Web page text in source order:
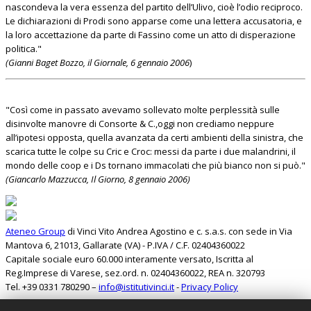
nascondeva la vera essenza del partito dell’Ulivo, cioè l’odio reciproco.
Le dichiarazioni di Prodi sono apparse come una lettera accusatoria, e
la loro accettazione da parte di Fassino come un atto di disperazione
politica."
(Gianni Baget Bozzo, il Giornale, 6 gennaio 2006)
"Così come in passato avevamo sollevato molte perplessità sulle
disinvolte manovre di Consorte & C.,oggi non crediamo neppure
all’ipotesi opposta, quella avanzata da certi ambienti della sinistra, che
scarica tutte le colpe su Cric e Croc: messi da parte i due malandrini, il
mondo delle coop e i Ds tornano immacolati che più bianco non si può."
(Giancarlo Mazzucca, Il Giorno, 8 gennaio 2006)
Ateneo Group di Vinci Vito Andrea Agostino e c. s.a.s. con sede in Via
Mantova 6, 21013, Gallarate (VA) - P.IVA / C.F. 02404360022
Capitale sociale euro 60.000 interamente versato, Iscritta al
Reg.Imprese di Varese, sez.ord. n. 02404360022, REA n. 320793
Tel. +39 0331 780290 – info@istitutivinci.it-Privacy Policy